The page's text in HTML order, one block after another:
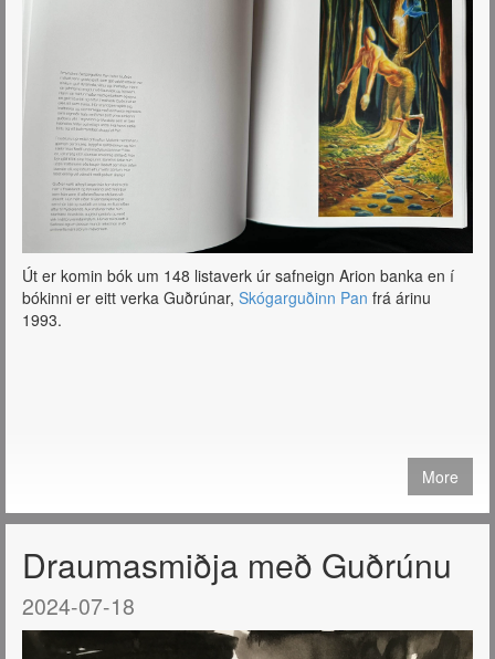
Út er komin bók um 148 listaverk úr safneign Arion banka en í
bókinni er eitt verka Guðrúnar, Skógarguðinn Pan frá árinu
1993.
More
Draumasmiðja með Guðrúnu
2024-07-18